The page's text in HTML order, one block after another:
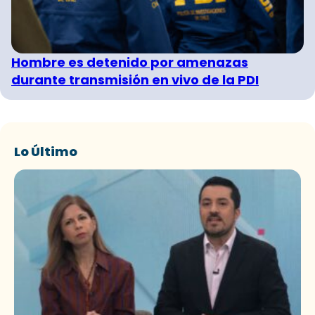
Hombre es detenido por amenazas
durante transmisión en vivo de la PDI
Lo Último